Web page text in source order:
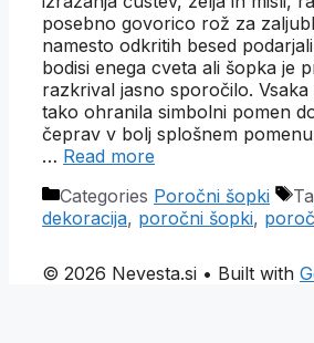
posebno govorico rož za
namesto odkritih besed
bodisi enega cveta ali šopka je
razkrival jasno sporočilo. Vsaka
tako ohranila simbolni pomen
čeprav v bolj splošnem
… Read more
Categories Poročni šopki
dekoracija, poročni šopki,
© 2026 Nevesta.si • Built with